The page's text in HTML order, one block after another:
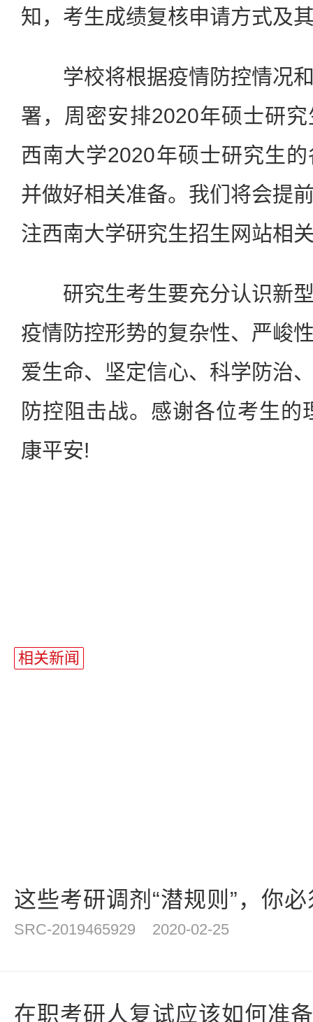
知，考生成绩复核申请方式及
学校将根据疫情防控情况和
署，周密安排2020年硕士研
西南大学2020年硕士研究生
并做好相关准备。我们将会提
注西南大学研究生招生网站相
研究生考生要充分认识新型
疫情防控形势的复杂性、严峻
爱生命、坚定信心、科学防治
防控阻击战。感谢各位考生的
康平安!
相关新闻
这些考研调剂“潜规则”，你
SRC-2019465929 2020-02-25
在职考研人复试应该如何准